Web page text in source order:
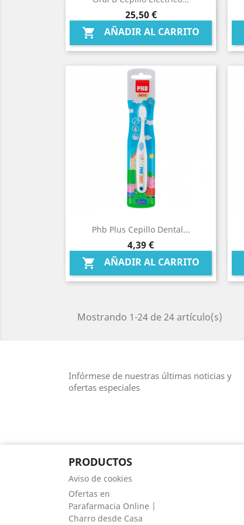
Precio
25,50 €
 AÑADIR AL CARRITO
Vista rápida
Phb Plus Cepillo Dental...
Precio
4,39 €
 AÑADIR AL CARRITO
Vista rápida
Mostrando 1-24 de 24 artículo(s)
Infórmese de nuestras últimas noticias y
ofertas especiales
PRODUCTOS
Aviso de cookies
Ofertas en
Parafarmacia Online |
Charro desde Casa